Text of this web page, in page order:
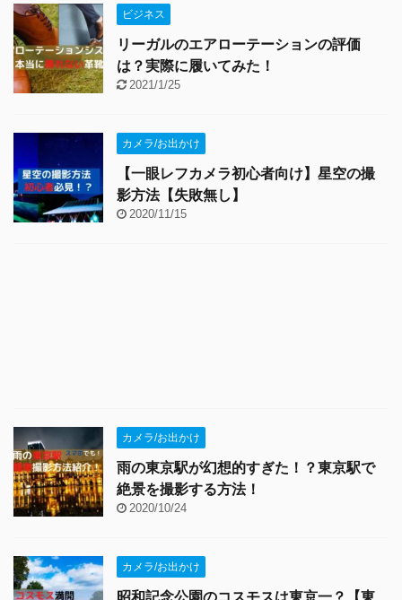
ビジネス
リーガルのエアローテーションの評価
は？実際に履いてみた！
2021/1/25
カメラ/お出かけ
【一眼レフカメラ初心者向け】星空の撮
影方法【失敗無し】
2020/11/15
カメラ/お出かけ
雨の東京駅が幻想的すぎた！？東京駅で
絶景を撮影する方法！
2020/10/24
カメラ/お出かけ